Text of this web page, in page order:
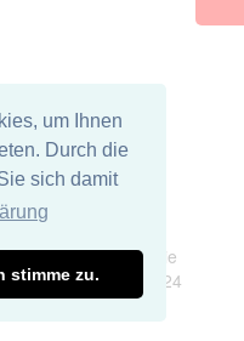
um Ihnen
Durch die
sich damit
stimme zu.
keine Haftung für die
Seite. DDDEasy 2024